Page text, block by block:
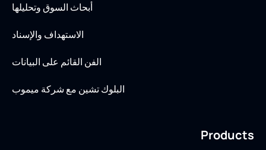
أبحاث السوق وتحليلها
الاستهداف والإسناد
الفن القائم على البيانات
البلوك تشين مع شركة ميموب
Products